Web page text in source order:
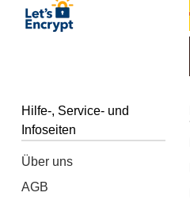
Hilfe-, Service- und
Infoseiten
Über uns
AGB